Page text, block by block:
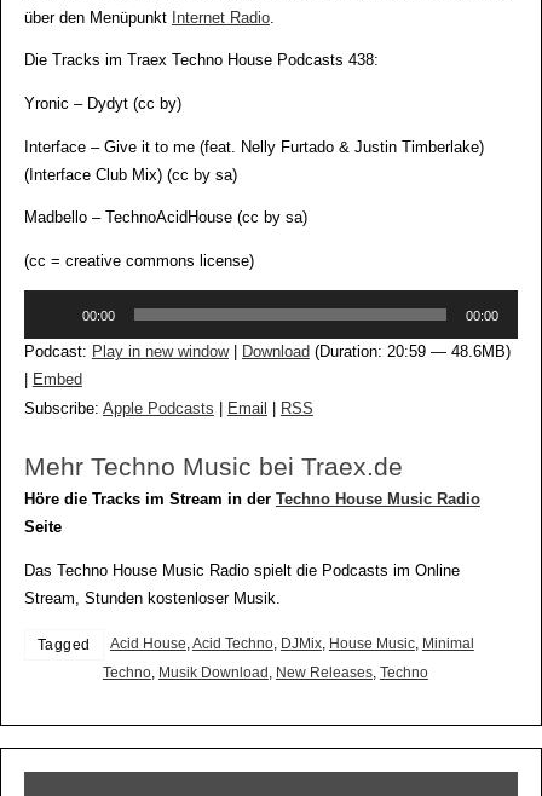
über den Menüpunkt Internet Radio.
Die Tracks im Traex Techno House Podcasts 438:
Yronic – Dydyt (cc by)
Interface – Give it to me (feat. Nelly Furtado & Justin Timberlake)
(Interface Club Mix) (cc by sa)
Madbello – TechnoAcidHouse (cc by sa)
(cc = creative commons license)
00:00 00:00
Podcast: Play in new window| Download (Duration: 20:59 — 48.6MB)
Embed
Subscribe: Apple Podcasts Email RSS
Mehr Techno Music bei Traex.de
Höre die Tracks im Stream in der Techno House Music Radio
Seite
Das Techno House Music Radio spielt die Podcasts im Online
Stream, Stunden kostenloser Musik.
Tagged Acid House Acid Techno, DJMix, House Music, Minimal
Techno, Musik Download New Releases, Techno